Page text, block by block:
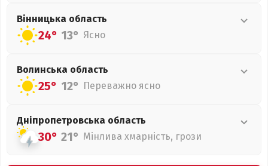
Вінницька область
24° 13° Ясно
Волинська область
25° 12° Переважно ясно
Дніпропетровська область
30° 21° Мінлива хмарність, грози